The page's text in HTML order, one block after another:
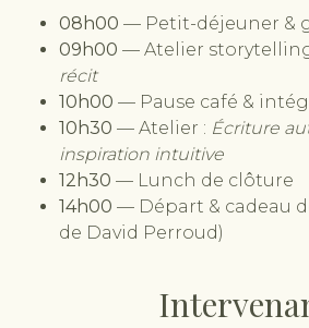
08h00 — Petit-déjeuner &
09h00 — Atelier
récit
10h00 — Pause café &
10h30 — Atelier : Écriture
inspiration intuitive
12h30 — Lunch de clôture
14h00 — Départ & cadeau
de David Perroud)